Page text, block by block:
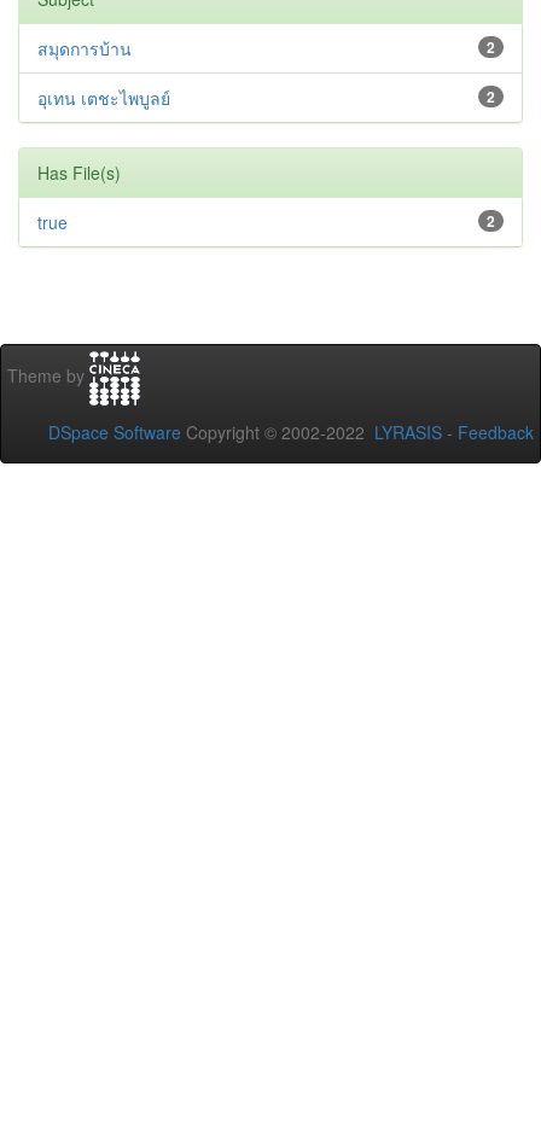
2
สมุดการบ้าน
2
อุเทน เตชะไพบูลย์
Has File(s)
2
true
Theme by
DSpace Software Copyright © 2002-2022 LYRASIS - Feedback